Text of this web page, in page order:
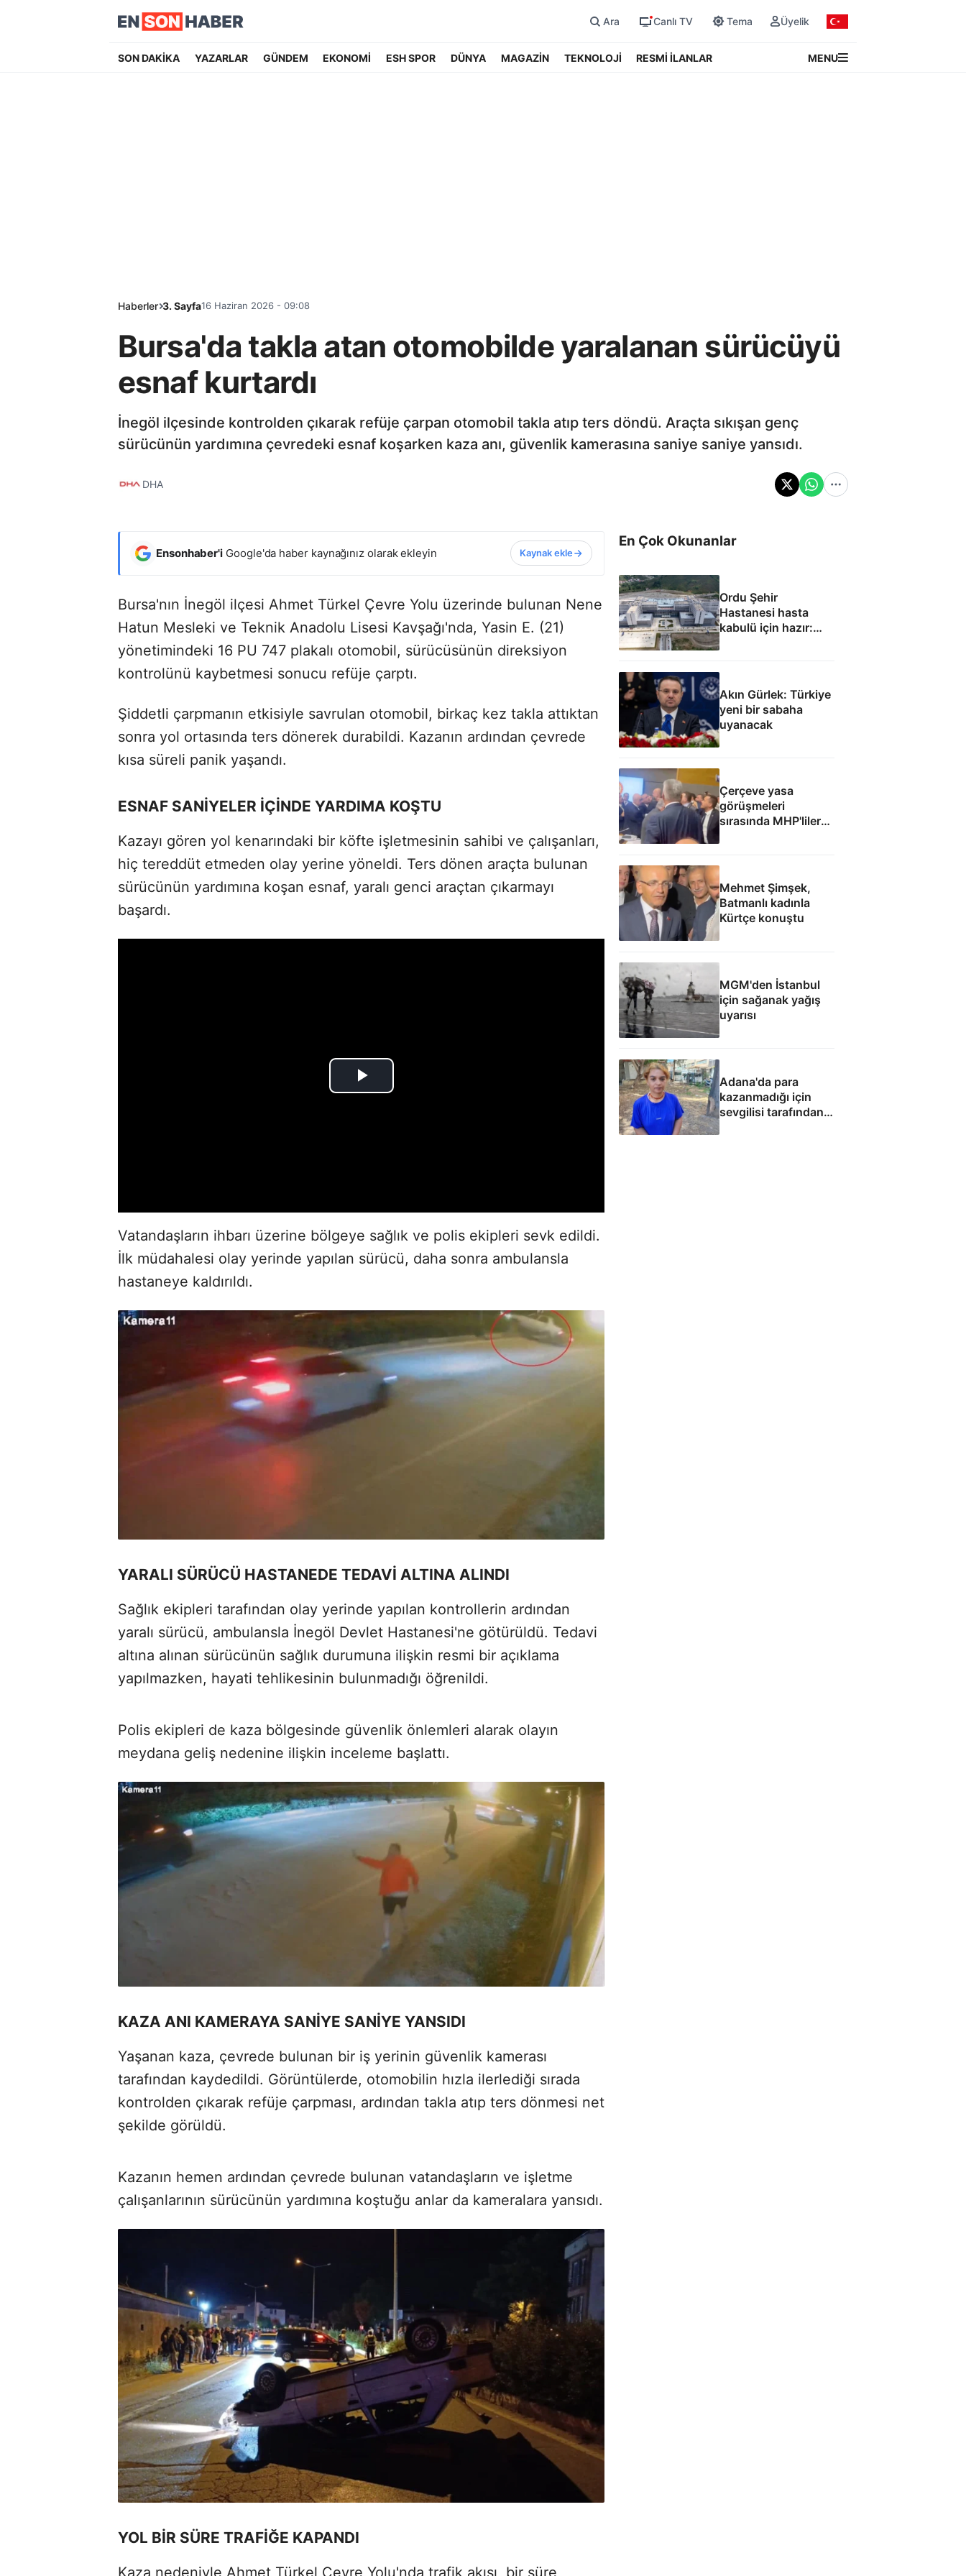
Ara Canlı TV Tema Üyelik
SON DAKİKA YAZARLAR GÜNDEM EKONOMİ ESH SPOR DÜNYA MAGAZİN TEKNOLOJİ RESMİ İLANLAR MENU
Haberler 3. Sayfa16 Haziran 2026 - 09:08
Bursa'da takla atan otomobilde yaralanan sürücüyü
esnaf kurtardı
İnegöl ilçesinde kontrolden çıkarak refüje çarpan otomobil takla atıp ters döndü. Araçta sıkışan genç
sürücünün yardımına çevredeki esnaf koşarken kaza anı, güvenlik kamerasına saniye saniye yansıdı.
DHA
Ensonhaber'i Google'da haber kaynağınız olarak ekleyin Kaynak ekle
Bursa'nın İnegöl ilçesi Ahmet Türkel Çevre Yolu üzerinde bulunan Nene
Hatun Mesleki ve Teknik Anadolu Lisesi Kavşağı'nda, Yasin E. (21)
yönetimindeki 16 PU 747 plakalı otomobil, sürücüsünün direksiyon
kontrolünü kaybetmesi sonucu refüje çarptı.
Şiddetli çarpmanın etkisiyle savrulan otomobil, birkaç kez takla attıktan
sonra yol ortasında ters dönerek durabildi. Kazanın ardından çevrede
kısa süreli panik yaşandı.
ESNAF SANİYELER İÇİNDE YARDIMA KOŞTU
Kazayı gören yol kenarındaki bir köfte işletmesinin sahibi ve çalışanları,
hiç tereddüt etmeden olay yerine yöneldi. Ters dönen araçta bulunan
sürücünün yardımına koşan esnaf, yaralı genci araçtan çıkarmayı
başardı.
Vatandaşların ihbarı üzerine bölgeye sağlık ve polis ekipleri sevk edildi.
İlk müdahalesi olay yerinde yapılan sürücü, daha sonra ambulansla
hastaneye kaldırıldı.
YARALI SÜRÜCÜ HASTANEDE TEDAVİ ALTINA ALINDI
Sağlık ekipleri tarafından olay yerinde yapılan kontrollerin ardından
yaralı sürücü, ambulansla İnegöl Devlet Hastanesi'ne götürüldü. Tedavi
altına alınan sürücünün sağlık durumuna ilişkin resmi bir açıklama
yapılmazken, hayati tehlikesinin bulunmadığı öğrenildi.
Polis ekipleri de kaza bölgesinde güvenlik önlemleri alarak olayın
meydana geliş nedenine ilişkin inceleme başlattı.
KAZA ANI KAMERAYA SANİYE SANİYE YANSIDI
Yaşanan kaza, çevrede bulunan bir iş yerinin güvenlik kamerası
tarafından kaydedildi. Görüntülerde, otomobilin hızla ilerlediği sırada
kontrolden çıkarak refüje çarpması, ardından takla atıp ters dönmesi net
şekilde görüldü.
Kazanın hemen ardından çevrede bulunan vatandaşların ve işletme
çalışanlarının sürücünün yardımına koştuğu anlar da kameralara yansıdı.
YOL BİR SÜRE TRAFİĞE KAPANDI
En Çok Okunanlar
Ordu Şehir
Hastanesi hasta
kabulü için hazır:
Eylül ayında
hedefleniyor
Akın Gürlek: Türkiye
yeni bir sabaha
uyanacak
Çerçeve yasa
görüşmeleri
sırasında MHP'liler
Mehmet Şimşek,
Batmanlı kadınla
Kürtçe konuştu
MGM'den İstanbul
için sağanak yağış
uyarısı
Adana'da para
kazanmadığı için
sevgilisi tarafından